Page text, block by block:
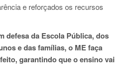
e reforçados os recursos
defesa da Escola Pública, dos
e das famílias, o ME faça
garantindo que o ensino vai